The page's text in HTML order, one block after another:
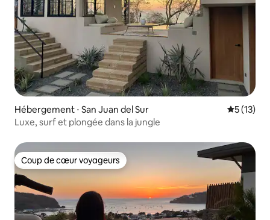
Hébergement ⋅ San Juan del Sur
5 (13)
Luxe, surf et plongée dans la jungle
Coup de cœur voyageurs
Coup de cœur voyageurs